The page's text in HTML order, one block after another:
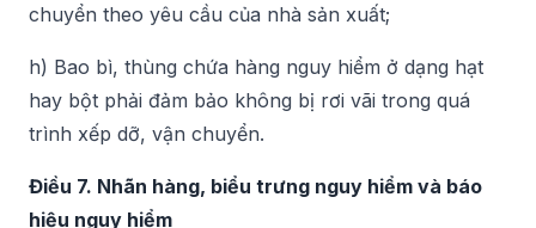
chuyển theo yêu cầu của nhà sản xuất;
h) Bao bì, thùng chứa hàng nguy hiểm ở dạng hạt
hay bột phải đảm bảo không bị rơi vãi trong quá
trình xếp dỡ, vận chuyển.
Điều 7. Nhãn hàng, biểu trưng nguy hiểm và báo
hiệu nguy hiểm